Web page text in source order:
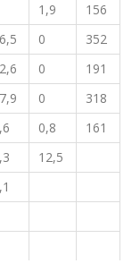
1,9
156
0
352
0
191
0
318
0,8
161
12,5